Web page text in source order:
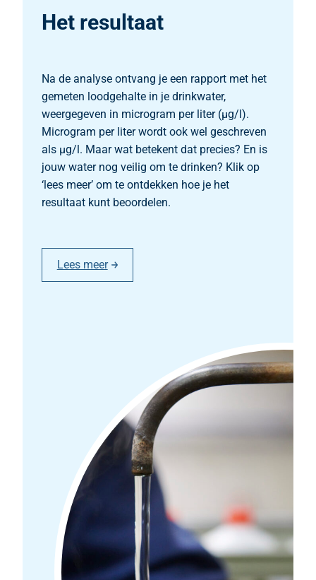
Het resultaat
Na de analyse ontvang je een rapport met het
gemeten loodgehalte in je drinkwater,
weergegeven in microgram per liter (µg/l).
Microgram per liter wordt ook wel geschreven
als µg/l. Maar wat betekent dat precies? En is
jouw water nog veilig om te drinken? Klik op
‘lees meer’ om te ontdekken hoe je het
resultaat kunt beoordelen.
Lees meer